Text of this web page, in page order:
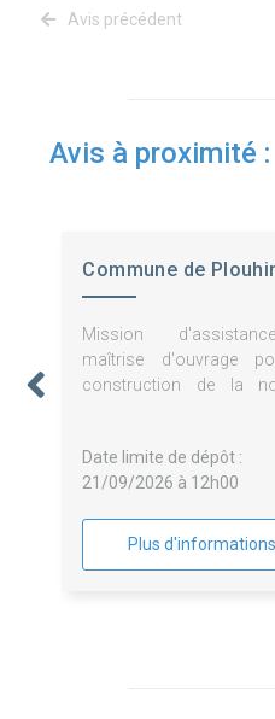
Avis précédent
Avis à proximité :
Commune de
Mission
maîtrise d'ouvrage
construction de la
plouhinec (morbihan)
Date limite de dépôt :
21/09/2026 à 12h00
Plus d'informations